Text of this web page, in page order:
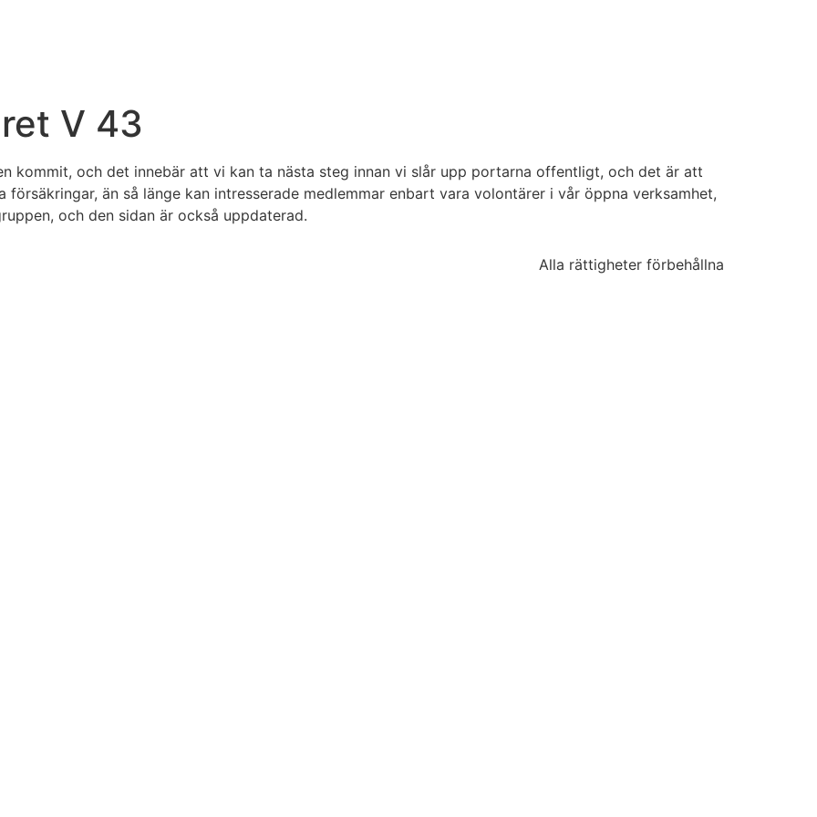
V 43
kommit, och det innebär att vi kan ta nästa steg innan vi slår upp portarna offentligt, och det är att
än så länge kan intresserade medlemmar enbart vara volontärer i vår öppna verksamhet,
och den sidan är också uppdaterad.
Alla rättigheter förbehållna